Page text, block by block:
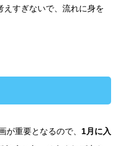
えすぎないで、流れに身を
が重要となるので、 1月に入